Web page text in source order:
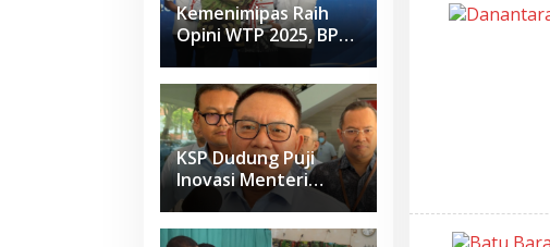
Kemenimipas Raih
Opini WTP 2025, BPK
Apresiasi Penguatan
Tata Kelola
Keuangan
KSP Dudung Puji
Inovasi Menteri
Imipas Ubah Wajah
Nusakambangan